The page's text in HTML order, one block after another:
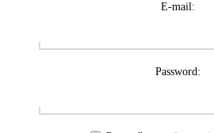
E-mail:
Password: